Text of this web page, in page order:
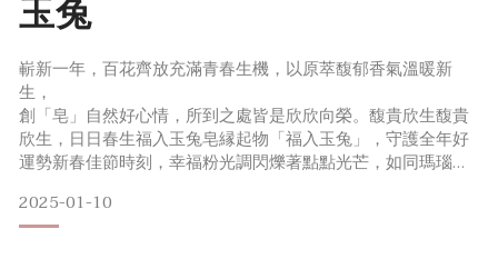
玉兔
嶄新一年，百花齊放充滿青春生機，以原萃馥郁香氣溫暖新
生，
創「皂」自然好心情，所到之處皆是欣欣向榮。馥貴欣生馥貴
欣生，日日春生福入玉兔皂縁起物「福入玉兔」，守護全年好
運勢新春佳節時刻，幸福粉光調閃爍著點點光芒，如同瑪瑙寶
的站立粉兔，身為開運神獸屹立不搖守護幸福，飽滿的肚子納
吉「福入」，為新的一年匯集吉祥好運勢。
2025-01-10